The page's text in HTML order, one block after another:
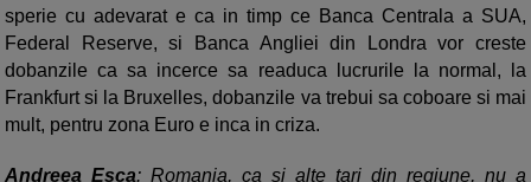
sperie cu adevarat e ca in timp ce Banca Centrala a SUA,
Federal Reserve, si Banca Angliei din Londra vor creste
dobanzile ca sa incerce sa readuca lucrurile la normal, la
Frankfurt si la Bruxelles, dobanzile va trebui sa coboare si mai
mult, pentru zona Euro e inca in criza.
Andreea Esca: Romania, ca si alte tari din regiune, nu a